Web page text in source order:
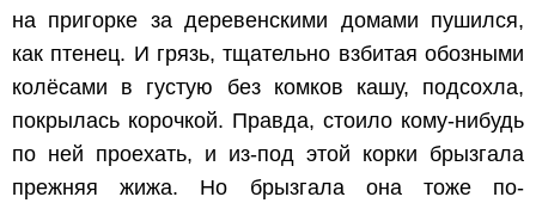
на пригорке за деревенскими домами пушился,
как птенец. И грязь, тщательно взбитая обозными
колёсами в густую без комков кашу, подсохла,
покрылась корочкой. Правда, стоило кому-нибудь
по ней проехать, и из-под этой корки брызгала
прежняя жижа. Но брызгала она тоже по-